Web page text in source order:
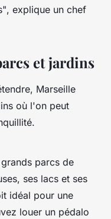
, explique un chef
et jardins
Marseille
où l'on peut
parcs de
ses lacs et ses
idéal pour une
louer un pédalo